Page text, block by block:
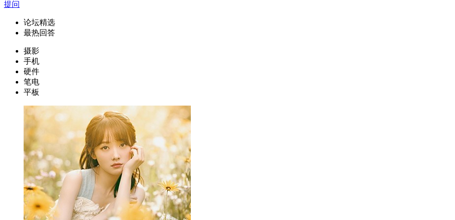
提问
论坛精选
最热回答
摄影
手机
硬件
笔电
平板